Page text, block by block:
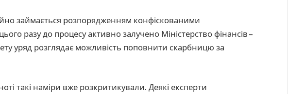
займається розпорядженням конфіскованими
разу до процесу активно залучено Міністерство фінансів –
уряд розглядає можливість поповнити скарбницю за
такі наміри вже розкритикували. Деякі експерти